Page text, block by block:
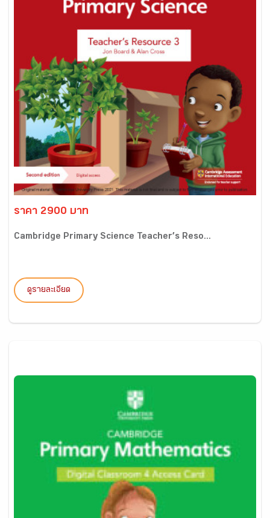
ราคา 2900 บาท
Cambridge Primary Science Teacher’s Reso...
ดูรายละเอียด